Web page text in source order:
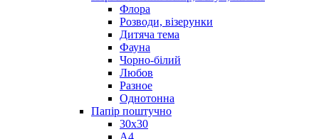
Флора
Розводи, візерунки
Дитяча тема
Фауна
Чорно-білий
Любов
Разное
Однотонна
Папір поштучно
30х30
А4